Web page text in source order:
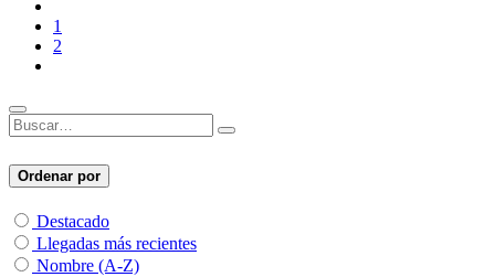
1
2
Ordenar por
Destacado
Llegadas más recientes
Nombre (A-Z)